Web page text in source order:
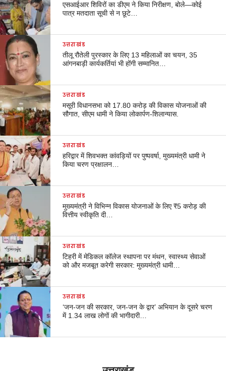
एसआईआर शिविरों का डीएम ने किया निरीक्षण, बोले—कोई
पात्र मतदाता सूची से न छूटे…
उत्तराखंड
तीलू रौतेली पुरस्कार के लिए 13 महिलाओं का चयन, 35
आंगनबाड़ी कार्यकर्तियां भी होंगी सम्मानित…
उत्तराखंड
मसूरी विधानसभा को 17.80 करोड़ की विकास योजनाओं की
सौगात, सीएम धामी ने किया लोकार्पण-शिलान्यास.
उत्तराखंड
हरिद्वार में शिवभक्त कांवड़ियों पर पुष्पवर्षा, मुख्यमंत्री धामी ने
किया चरण प्रक्षालन…
उत्तराखंड
मुख्यमंत्री ने विभिन्न विकास योजनाओं के लिए ₹5 करोड़ की
वित्तीय स्वीकृति दी…
उत्तराखंड
टिहरी में मेडिकल कॉलेज स्थापना पर मंथन, स्वास्थ्य सेवाओं
को और मजबूत करेगी सरकार: मुख्यमंत्री धामी…
उत्तराखंड
‘जन-जन की सरकार, जन-जन के द्वार’ अभियान के दूसरे चरण
में 1.34 लाख लोगों की भागीदारी…